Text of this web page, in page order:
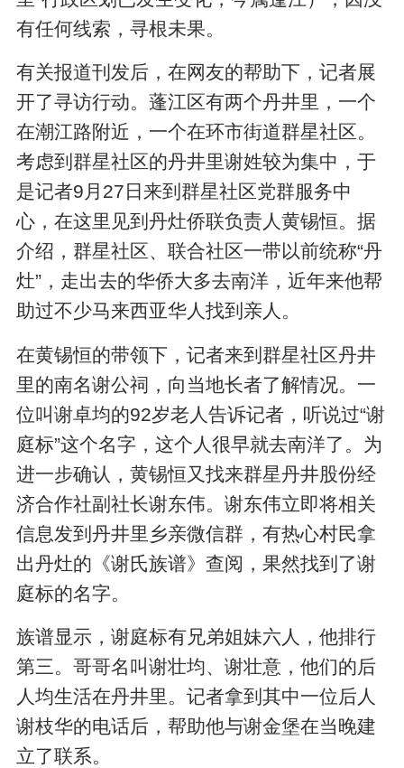
有任何线索，寻根未果。
有关报道刊发后，在网友的帮助下，记者展
开了寻访行动。蓬江区有两个丹井里，一个
在潮江路附近，一个在环市街道群星社区。
考虑到群星社区的丹井里谢姓较为集中，于
是记者9月27日来到群星社区党群服务中
心，在这里见到丹灶侨联负责人黄锡恒。据
介绍，群星社区、联合社区一带以前统称“丹
灶”，走出去的华侨大多去南洋，近年来他帮
助过不少马来西亚华人找到亲人。
在黄锡恒的带领下，记者来到群星社区丹井
里的南名谢公祠，向当地长者了解情况。一
位叫谢卓均的92岁老人告诉记者，听说过“谢
庭标”这个名字，这个人很早就去南洋了。为
进一步确认，黄锡恒又找来群星丹井股份经
济合作社副社长谢东伟。谢东伟立即将相关
信息发到丹井里乡亲微信群，有热心村民拿
出丹灶的《谢氏族谱》查阅，果然找到了谢
庭标的名字。
族谱显示，谢庭标有兄弟姐妹六人，他排行
第三。哥哥名叫谢壮均、谢壮意，他们的后
人均生活在丹井里。记者拿到其中一位后人
谢枝华的电话后，帮助他与谢金堡在当晚建
立了联系。